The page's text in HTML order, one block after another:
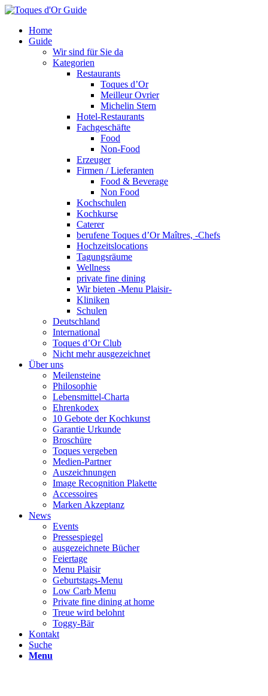
Home
Guide
Wir sind für Sie da
Kategorien
Restaurants
Toques d’Or
Meilleur Ovrier
Michelin Stern
Hotel-Restaurants
Fachgeschäfte
Food
Non-Food
Erzeuger
Firmen / Lieferanten
Food & Beverage
Non Food
Kochschulen
Kochkurse
Caterer
berufene Toques d’Or Maîtres, -Chefs
Hochzeitslocations
Tagungsräume
Wellness
private fine dining
Wir bieten -Menu Plaisir-
Kliniken
Schulen
Deutschland
International
Toques d’Or Club
Nicht mehr ausgezeichnet
Über uns
Meilensteine
Philosophie
Lebensmittel-Charta
Ehrenkodex
10 Gebote der Kochkunst
Garantie Urkunde
Broschüre
Toques vergeben
Medien-Partner
Auszeichnungen
Image Recognition Plakette
Accessoires
Marken Akzeptanz
News
Events
Pressespiegel
ausgezeichnete Bücher
Feiertage
Menu Plaisir
Geburtstags-Menu
Low Carb Menu
Private fine dining at home
Treue wird belohnt
Toggy-Bär
Kontakt
Suche
Menu